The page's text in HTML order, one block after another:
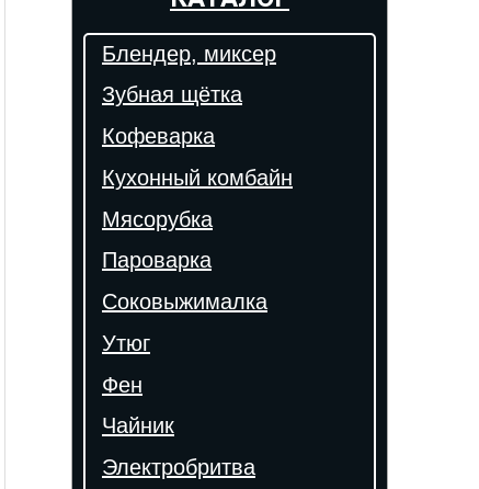
Блендер, миксер
Зубная щётка
Кофеварка
Кухонный комбайн
Мясорубка
Пароварка
Соковыжималка
Утюг
Фен
Чайник
Электробритва